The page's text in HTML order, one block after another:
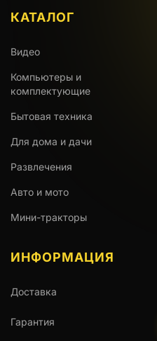
КАТАЛОГ
Видео
Компьютеры и
комплектующие
Бытовая техника
Для дома и дачи
Развлечения
Авто и мото
Мини-тракторы
ИНФОРМАЦИЯ
Доставка
Гарантия